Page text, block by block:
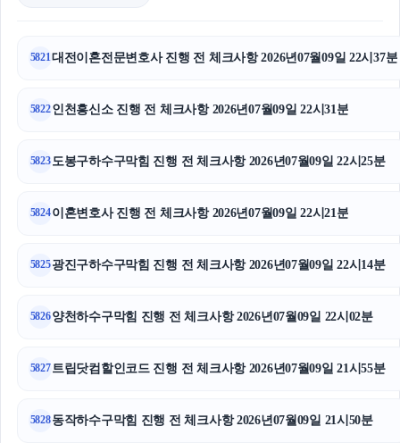
흥신소
종로하수구막힘
탐정사무소
5821대전이혼전문변호사 진행 전 체크사항 2026년07월09일 22시37분
5822인천흥신소 진행 전 체크사항 2026년07월09일 22시31분
5823 도봉구하수구막힘 진행 전 체크사항 2026년07월09일 22시25분
5824이혼변호사 진행 전 체크사항 2026년07월09일 22시21분
5825광진구하수구막힘 진행 전 체크사항 2026년07월09일 22시14분
5826양천하수구막힘 진행 전 체크사항 2026년07월09일 22시02분
5827트립닷컴할인코드 진행 전 체크사항 2026년07월09일 21시55분
5828동작하수구막힘 진행 전 체크사항 2026년07월09일 21시50분